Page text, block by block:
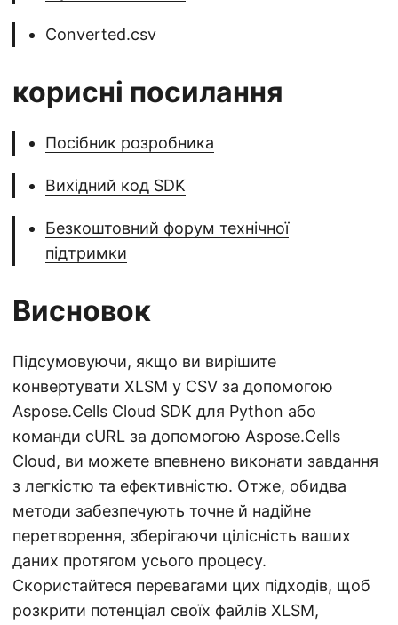
Converted.csv
корисні посилання
Посібник розробника
Вихідний код SDK
Безкоштовний форум технічної
підтримки
Висновок
Підсумовуючи, якщо ви вирішите
конвертувати XLSM у CSV за допомогою
Aspose.Cells Cloud SDK для Python або
команди cURL за допомогою Aspose.Cells
Cloud, ви можете впевнено виконати завдання
з легкістю та ефективністю. Отже, обидва
методи забезпечують точне й надійне
перетворення, зберігаючи цілісність ваших
даних протягом усього процесу.
Скористайтеся перевагами цих підходів, щоб
розкрити потенціал своїх файлів XLSM,